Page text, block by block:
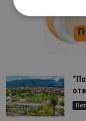
Строго
акаунта.
правилно